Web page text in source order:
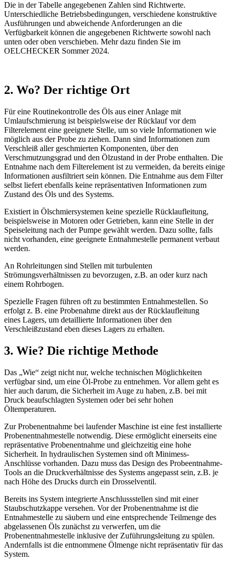
Die in der Tabelle angegebenen Zahlen sind Richtwerte.
Unterschiedliche Betriebsbedingungen, verschiedene konstruktive
Ausführungen und abweichende Anforderungen an die
Verfügbarkeit können die angegebenen Richtwerte sowohl nach
unten oder oben verschieben. Mehr dazu finden Sie im
OELCHECKER Sommer 2024.
2. Wo? Der richtige Ort
Für eine Routinekontrolle des Öls aus einer Anlage mit
Umlaufschmierung ist beispielsweise der Rücklauf vor dem
Filterelement eine geeignete Stelle, um so viele Informationen wie
möglich aus der Probe zu ziehen. Dann sind Informationen zum
Verschleiß aller geschmierten Komponenten, über den
Verschmutzungsgrad und den Ölzustand in der Probe enthalten. Die
Entnahme nach dem Filter­element ist zu vermeiden, da bereits einige
Informationen ausfiltriert sein können. Die Entnahme aus dem Filter
selbst liefert ebenfalls keine repräsentativen Informationen zum
Zustand des Öls und des Systems.
Existiert in Ölschmiersystemen keine spezielle Rücklaufleitung,
beispielsweise in Motoren oder Getrieben, kann eine Stelle in der
Speiseleitung nach der Pumpe gewählt werden. Dazu sollte, falls
nicht vorhanden, eine geeignete Entnahmestelle permanent verbaut
werden.
An Rohrleitungen sind Stellen mit turbulenten
Strömungsverhältnissen zu bevorzugen, z.B. an oder kurz nach
einem Rohrbogen.
Spezielle Fragen führen oft zu bestimmten Entnahmestellen. So
erfolgt z. B. eine Probenahme direkt aus der Rücklaufleitung
eines Lagers, um detaillierte Informationen über den
Verschleißzustand eben dieses Lagers zu erhalten.
3. Wie? Die richtige Methode
Das „Wie“ zeigt nicht nur, welche technischen Möglichkeiten
verfügbar sind, um eine Öl-Probe zu entnehmen. Vor allem geht es
hier auch darum, die Sicherheit im Auge zu haben, z.B. bei mit
Druck beaufschlagten Systemen oder bei sehr hohen
Öltemperaturen.
Zur Probenentnahme bei laufender Maschine ist eine fest installierte
Probenentnahmestelle notwendig. Diese ermöglicht einerseits eine
repräsentative Probenentnahme und gleichzeitig eine hohe
Sicherheit. In hydraulischen Systemen sind oft Minimess-
Anschlüsse vorhanden. Dazu muss das Design des Probeentnahme-
Tools an die Druckverhältnisse des Systems angepasst sein, z.B. je
nach Höhe des Drucks durch ein Drosselventil.
Bereits ins System integrierte Anschlussstellen sind mit einer
Staubschutzkappe versehen. Vor der Probenentnahme ist die
Entnahmestelle zu säubern und eine entsprechende Teilmenge des
abgelassenen Öls zunächst zu verwerfen, um die
Probenentnahmestelle inklusive der Zuführungsleitung zu spülen.
Andernfalls ist die entnommene Ölmenge nicht repräsentativ für das
System.